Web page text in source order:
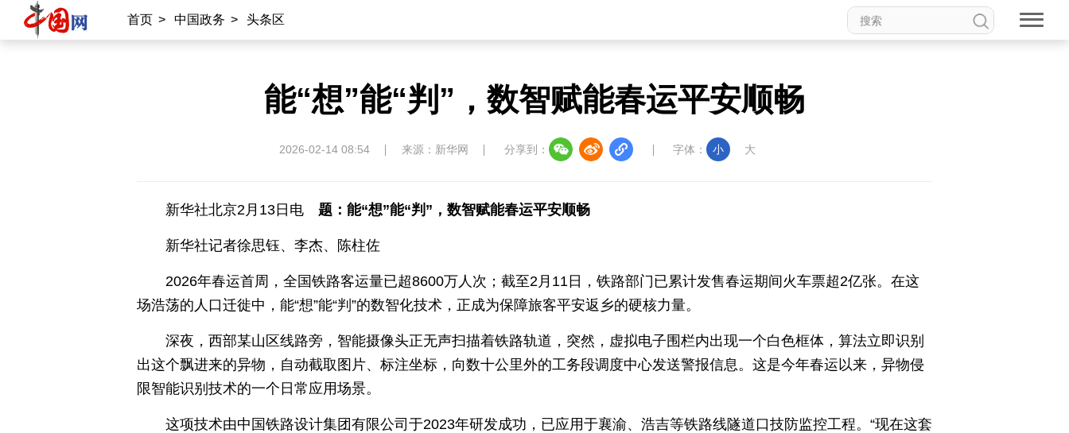
首页 > 中国政务 > 头条区
能“想”能“判”，数智赋能春运平安顺畅
2026-02-14 08:54 来源：新华网 分享到： 字体： 小 大
新华社北京2月13日电 题：能“想”能“判”，数智赋能春运平安顺畅
新华社记者徐思钰、李杰、陈柱佐
2026年春运首周，全国铁路客运量已超8600万人次；截至2月11日，铁路部门已累计发售春运期间火车票超2亿张。在这
场浩荡的人口迁徙中，能“想”能“判”的数智化技术，正成为保障旅客平安返乡的硬核力量。
深夜，西部某山区线路旁，智能摄像头正无声扫描着铁路轨道，突然，虚拟电子围栏内出现一个白色框体，算法立即识别
出这个飘进来的异物，自动截取图片、标注坐标，向数十公里外的工务段调度中心发送警报信息。这是今年春运以来，异物侵
限智能识别技术的一个日常应用场景。
这项技术由中国铁路设计集团有限公司于2023年研发成功，已应用于襄渝、浩吉等铁路线隧道口技防监控工程。“现在这套